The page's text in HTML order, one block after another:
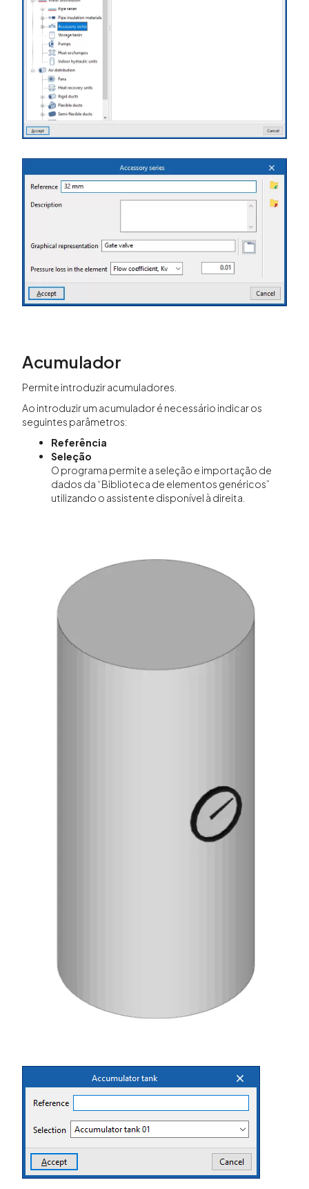
Acumulador
Permite introduzir acumuladores.
Ao introduzir um acumulador é necessário indicar os
seguintes parâmetros:
Referência
Seleção
O programa permite a seleção e importação de
dados da “Biblioteca de elementos genéricos”
utilizando o assistente disponível à direita.